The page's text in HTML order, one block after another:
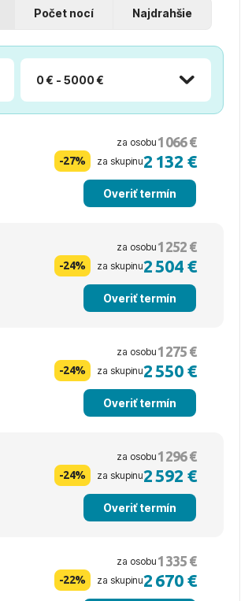
Počet nocí Najdrahšie
0 € - 5000 €
za osobu 1 066 €
-27% za skupinu2 132 €
Overiť termín
za osobu 1 252 €
-24% za skupinu2 504 €
Overiť termín
za osobu 1 275 €
-24% za skupinu2 550 €
Overiť termín
za osobu 1 296 €
-24% za skupinu2 592 €
Overiť termín
za osobu 1 335 €
-22% za skupinu2 670 €